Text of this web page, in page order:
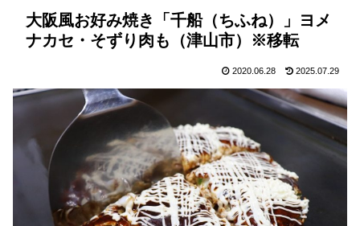
大阪風お好み焼き「千船（ちふね）」ヨメ
ナカセ・そずり肉も（津山市）※移転
2020.06.28 2025.07.29